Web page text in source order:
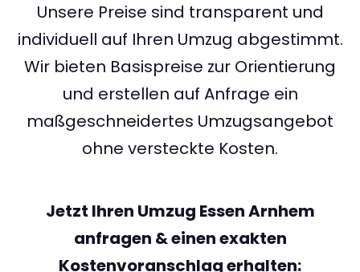
Unsere Preise sind transparent und
individuell auf Ihren Umzug abgestimmt.
Wir bieten Basispreise zur Orientierung
und erstellen auf Anfrage ein
maßgeschneidertes Umzugsangebot
ohne versteckte Kosten.
Jetzt Ihren Umzug Essen Arnhem
anfragen & einen exakten
Kostenvoranschlag erhalten: